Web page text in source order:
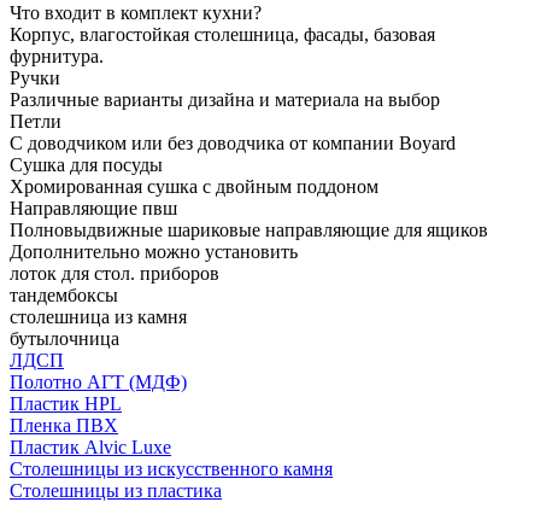
Что входит в комплект кухни?
Корпус, влагостойкая столешница, фасады, базовая
фурнитура.
Ручки
Различные варианты дизайна и материала на выбор
Петли
С доводчиком или без доводчика от компании Boyard
Сушка для посуды
Хромированная сушка с двойным поддоном
Направляющие пвш
Полновыдвижные шариковые направляющие для ящиков
Дополнительно можно установить
лоток для стол. приборов
тандембоксы
столешница из камня
бутылочница
ЛДСП
Полотно АГТ (МДФ)
Пластик HPL
Пленка ПВХ
Пластик Alvic Luxe
Столешницы из искусственного камня
Столешницы из пластика